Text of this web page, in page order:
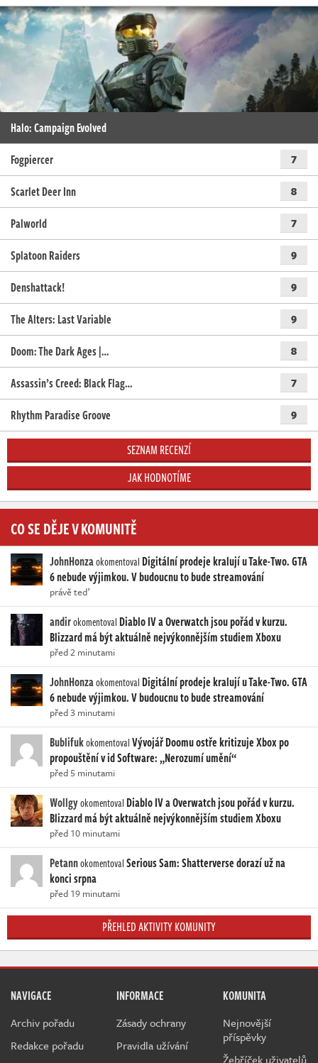
Halo: Campaign Evolved
Fogpiercer
7
Scarlet Deer Inn 8
Palworld 7
Splatoon Raiders 9
Denshattack! 9
The Alters: Last Variable 9
Doom: The Dark Ages |… 8
Assassin’s Creed: Black Flag… 7
Rhythm Paradise Groove 9
SEZNAM RECENZÍ
JAK HODNOTÍME
CO SE DĚJE V KOMUNITĚ
JohnHonzaokomentoval Digitální prodeje kralují u Take-Two. GTA
6 nebude výjimkou. V budoucnu to bude streamování
právě teď
andirokomentoval Diablo IV a Overwatch jsou pořád v kurzu.
Blizzard má být aktuálně nejvýkonnějším studiem Xboxu
před 2 minutami
JohnHonzaokomentoval Digitální prodeje kralují u Take-Two. GTA
6 nebude výjimkou. V budoucnu to bude streamování
před 3 minutami
BublifukokomentovalVývojář Doomu ostře kritizuje Xbox po
propouštění v id Software: „Nerozumí umění“
před 5 minutami
Wollgyokomentoval Diablo IV a Overwatch jsou pořád v kurzu.
Blizzard má být aktuálně nejvýkonnějším studiem Xboxu
před 10 minutami
PetannokomentovalSerious Sam: Shatterverse dorazí už na
konci srpna
před 19 minutami
PŘEHLED AKTIVITY KOMUNITY
NAVIGACE
Archiv pořadu
Redakce pořadu
INFORMACE
Zásady ochrany
Pravidla užívání
KOMUNITA
Nejnovější
příspěvky
Žebříček uživatelů